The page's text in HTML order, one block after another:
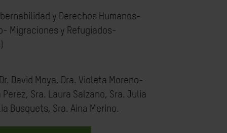
y Derechos Humanos-
Migraciones y Refugiados-
David Moya, Dra. Violeta Moreno-
Perez, Sra. Laura Salzano, Sra. Julia
Busquets, Sra. Aina Merino.